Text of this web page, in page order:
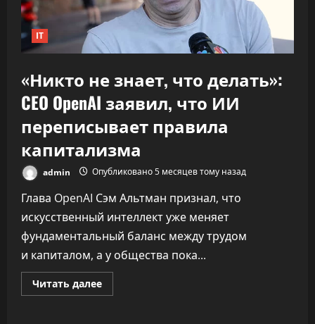
IT
«Никто не знает, что делать»:
CEO OpenAI заявил, что ИИ
переписывает правила
капитализма
admin Опубликовано 5 месяцев тому назад
Глава OpenAI Сэм Альтман признал, что
искусственный интеллект уже меняет
фундаментальный баланс между трудом
и капиталом, а у общества пока...
Читать далееПрочитать
больше